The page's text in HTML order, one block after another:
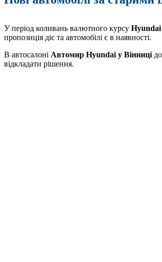
У період коливань валютного курсу Hyundai
пропозиція діє та автомобілі є в наявності.
В автосалоні Автомир Hyundai у Вінниці
відкладати рішення.